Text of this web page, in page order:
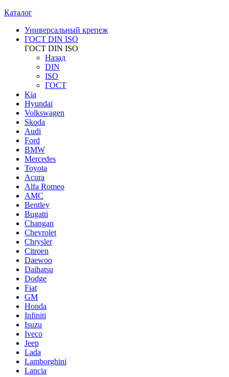
Каталог
Универсальный крепеж
ГОСТ DIN ISO
ГОСТ DIN ISO
Назад
DIN
ISO
ГОСТ
Kia
Hyundai
Volkswagen
Skoda
Audi
Ford
BMW
Mercedes
Toyota
Acura
Alfa Romeo
AMC
Bentley
Bugatti
Changan
Chevrolet
Chrysler
Citroen
Daewoo
Daihatsu
Dodge
Fiat
GM
Honda
Infiniti
Isuzu
Iveco
Jeep
Lada
Lamborghini
Lancia